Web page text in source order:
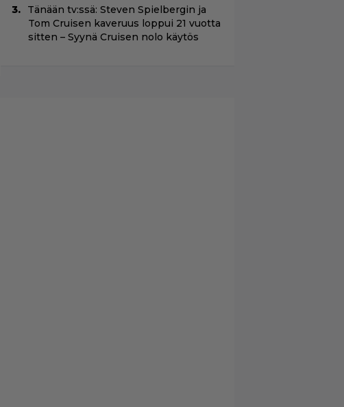
Tänään tv:ssä: Steven Spielbergin ja
Tom Cruisen kaveruus loppui 21 vuotta
sitten – Syynä Cruisen nolo käytös